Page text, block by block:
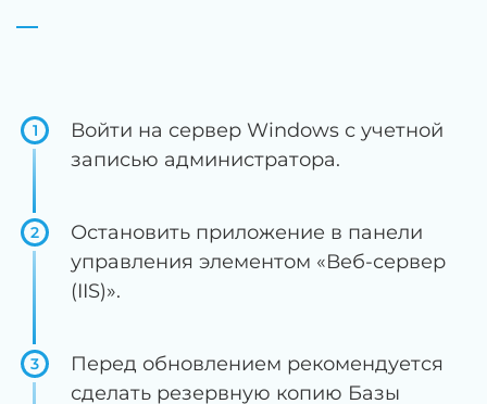
1
Войти на сервер Windows с учетной
записью администратора.
2
Остановить приложение в панели
управления элементом «Веб-сервер
(IIS)».
3
Перед обновлением рекомендуется
сделать резервную копию Базы